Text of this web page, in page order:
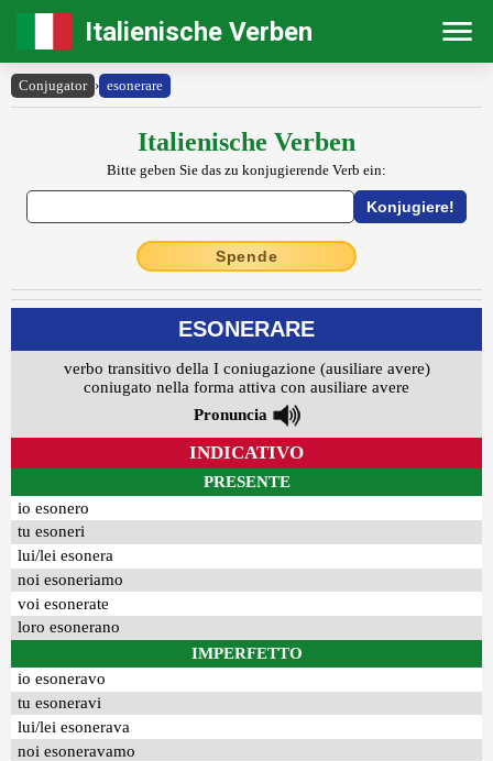
Italienische Verben
Conjugator › esonerare
Italienische Verben
Bitte geben Sie das zu konjugierende Verb ein:
Spende
ESONERARE
verbo transitivo della I coniugazione (ausiliare avere)
coniugato nella forma attiva con ausiliare avere
Pronuncia
INDICATIVO
PRESENTE
io esonero
tu esoneri
lui/lei esonera
noi esoneriamo
voi esonerate
loro esonerano
IMPERFETTO
io esoneravo
tu esoneravi
lui/lei esonerava
noi esoneravamo